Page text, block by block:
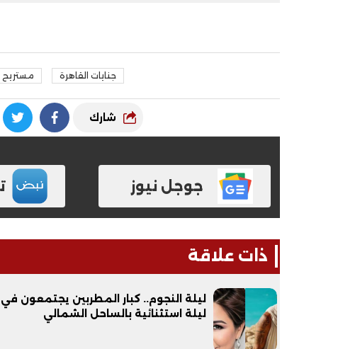
جنايات القاهرة مستريح
شارك
جوجل نيوز
ذات علاقة
ليلة النجوم.. كبار المطربين يجتمعون في
ليلة استثنائية بالساحل الشمالي